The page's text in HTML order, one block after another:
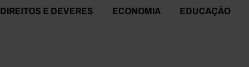
DIREITOS E DEVERES ECONOMIA EDUCAÇÃO